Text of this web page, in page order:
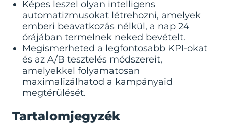
Képes leszel olyan intelligens
automatizmusokat létrehozni, amelyek
emberi beavatkozás nélkül, a nap 24
órájában termelnek neked bevételt.
Megismerheted a legfontosabb KPI-okat
és az A/B tesztelés módszereit,
amelyekkel folyamatosan
maximalizálhatod a kampányaid
megtérülését.
Tartalomjegyzék